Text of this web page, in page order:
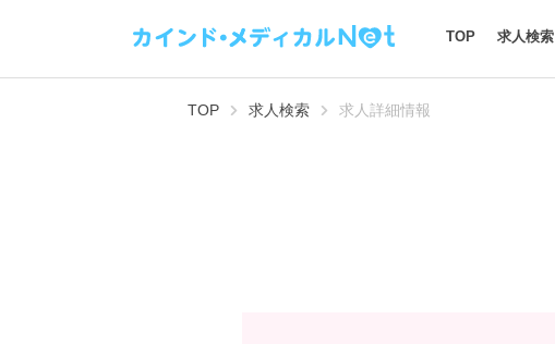
TOP 求人検索
TOP 求人検索 求人詳細情報